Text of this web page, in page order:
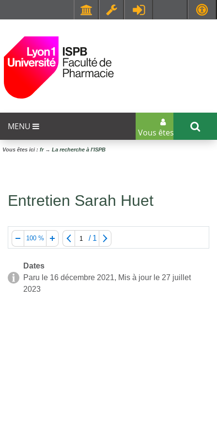
MENU
Vous êtes...
Vous êtes ici : fr→ La recherche à l'ISPB
Entretien Sarah Huet
100 % / 1
Dates
Paru le 16 décembre 2021, Mis à jour le 27 juillet
2023